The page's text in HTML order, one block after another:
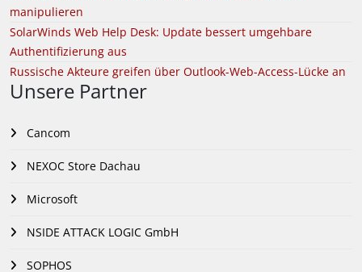
manipulieren
SolarWinds Web Help Desk: Update bessert umgehbare
Authentifizierung aus
Russische Akteure greifen über Outlook-Web-Access-Lücke an
Unsere Partner
Cancom
NEXOC Store Dachau
Microsoft
NSIDE ATTACK LOGIC GmbH
SOPHOS